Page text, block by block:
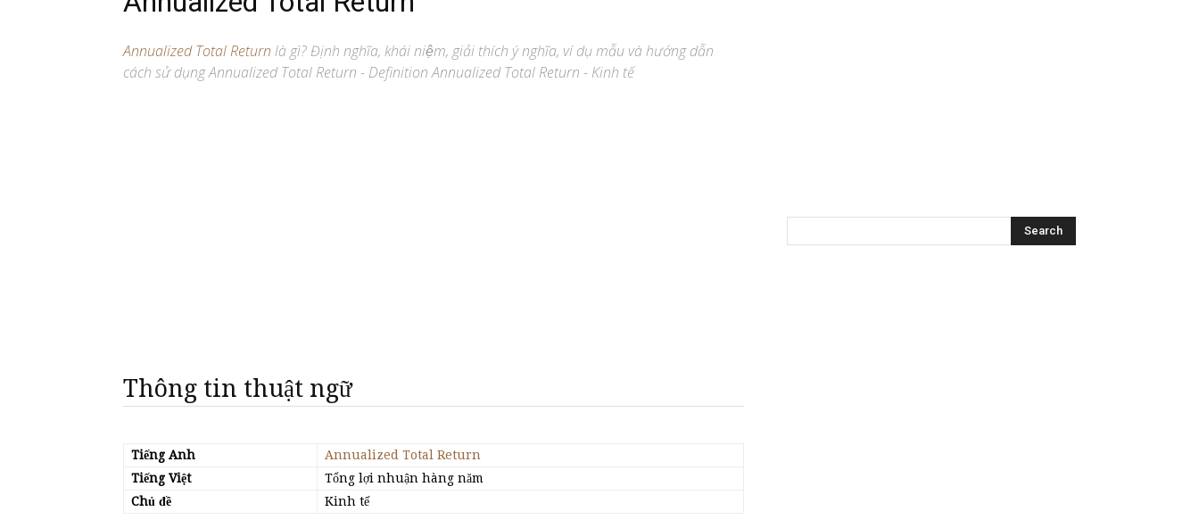
Annualized Total Return là gì? Định nghĩa, khái niệm, giải thích ý nghĩa, ví dụ mẫu và hướng dẫn
cách sử dụng Annualized Total Return - Definition Annualized Total Return - Kinh tế
Thông tin thuật ngữ
Tiếng Anh
Annualized Total Return
Tiếng Việt
Tổng lợi nhuận hàng năm
Chủ đề
Kinh tế